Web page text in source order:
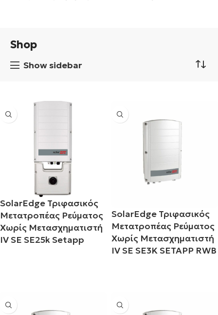
Shop
Show sidebar
SolarEdge Τριφασικός
Μετατροπέας Ρεύματος
Χωρίς Μετασχηματιστή
IV SE SE25k Setapp
SolarEdge Τριφασικός
Μετατροπέας Ρεύματος
Χωρίς Μετασχηματιστή
IV SE SE3K SETAPP RWB